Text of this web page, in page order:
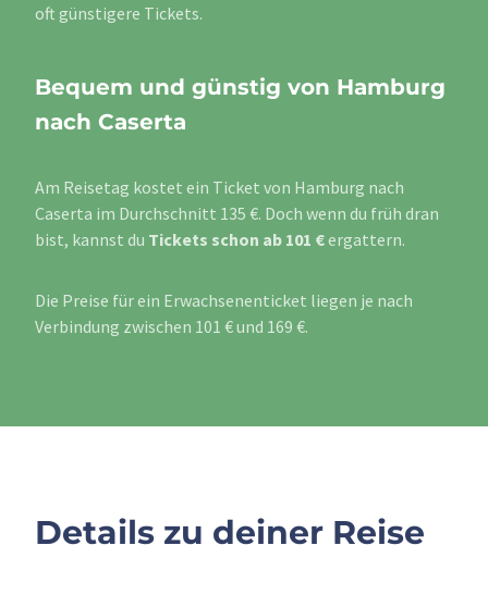
oft günstigere Tickets.
Bequem und günstig von Hamburg
nach Caserta
Am Reisetag kostet ein Ticket von Hamburg nach
Caserta im Durchschnitt 135 €. Doch wenn du früh dran
bist, kannst du Tickets schon ab 101 €ergattern.
Die Preise für ein Erwachsenenticket liegen je nach
Verbindung zwischen 101 € und 169 €.
Details zu deiner Reise